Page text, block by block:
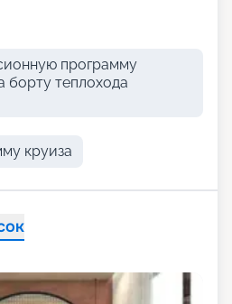
программу
борту теплохода
круиза